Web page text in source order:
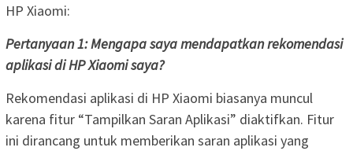
HP Xiaomi:
Pertanyaan 1: Mengapa saya mendapatkan rekomendasi
aplikasi di HP Xiaomi saya?
Rekomendasi aplikasi di HP Xiaomi biasanya muncul
karena fitur “Tampilkan Saran Aplikasi” diaktifkan. Fitur
ini dirancang untuk memberikan saran aplikasi yang